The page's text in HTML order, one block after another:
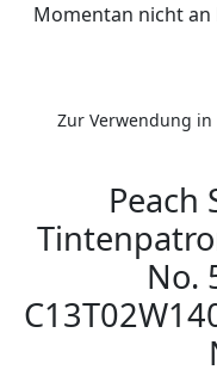
Momentan nicht an
Zur Verwendung in
Peach
No.